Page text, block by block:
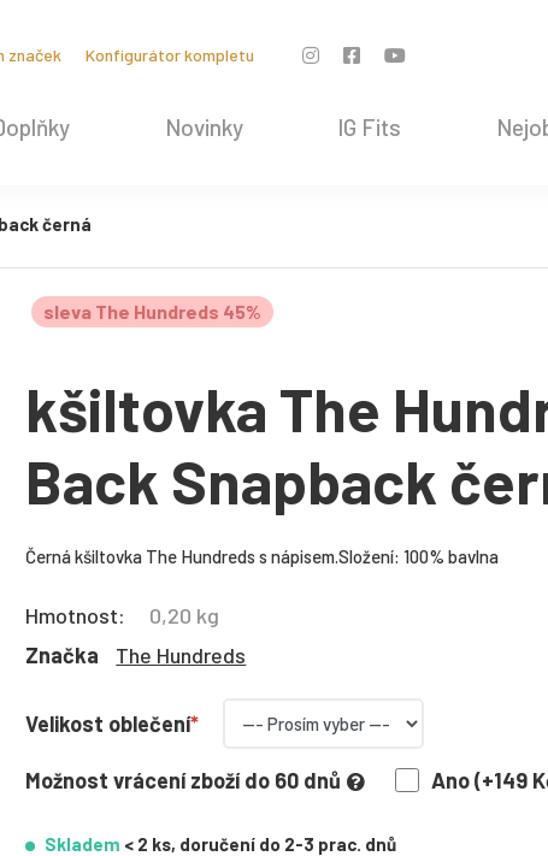
značek Konfigurátor kompletu
Novinky IG Fits
černá
sleva The Hundreds 45%
kšiltovka The
Back Snapback
Černá kšiltovka The Hundreds s nápisem.Složení: 100% bavlna
Hmotnost:
0,20 kg
Značka
The Hundreds
Velikost oblečení
Možnost vrácení zboží do 60 dnů Ano (+149
Skladem < 2 ks, doručení do 2-3 prac. dnů